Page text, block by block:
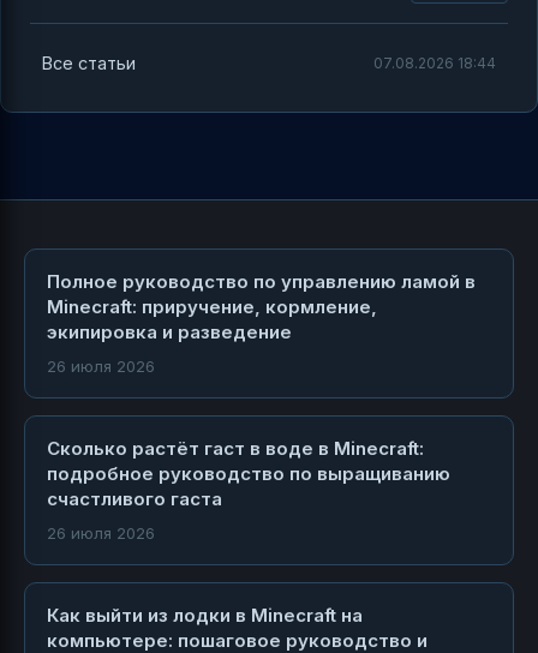
Все статьи 07.08.2026 18:44
Полное руководство по управлению ламой в
Minecraft: приручение, кормление,
экипировка и разведение
26 июля 2026
Сколько растёт гаст в воде в Minecraft:
подробное руководство по выращиванию
счастливого гаста
26 июля 2026
Как выйти из лодки в Minecraft на
компьютере: пошаговое руководство и